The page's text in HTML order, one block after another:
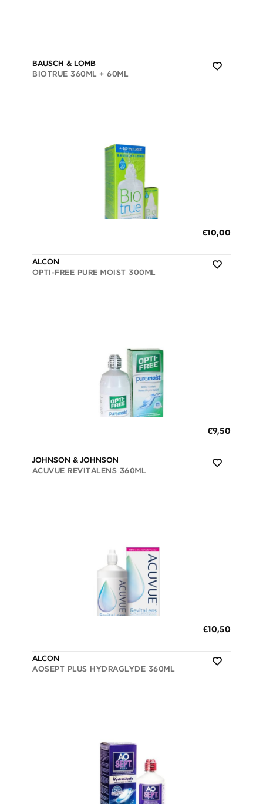
BAUSCH & LOMB
BIOTRUE 360ML + 60ML
€10,00
Διαθέσιμο
ΠΡΟΣΘΗΚΗ ΣΤΟ ΚΑΛΑΘΙ
ALCON
OPTI-FREE PURE MOIST 300ML
€9,50
Διαθέσιμο
ΠΡΟΣΘΗΚΗ ΣΤΟ ΚΑΛΑΘΙ
JOHNSON & JOHNSON
ACUVUE REVITALENS 360ML
€10,50
Διαθέσιμο
ΠΡΟΣΘΗΚΗ ΣΤΟ ΚΑΛΑΘΙ
ALCON
AOSEPT PLUS HYDRAGLYDE 360ML
Διαθέσιμο